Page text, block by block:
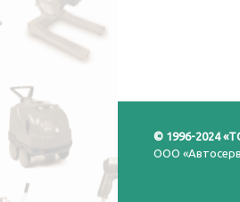
© 1996-2024
ООО